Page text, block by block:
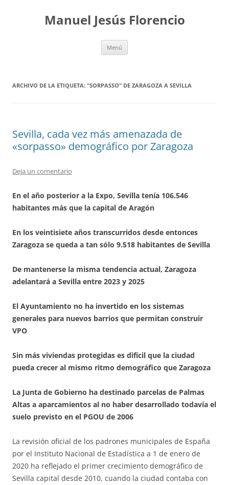
contenidoManuel Jesús Florencio
Menú
ARCHIVO DE LA ETIQUETA: "SORPASSO" DE ZARAGOZA A SEVILLA
Sevilla, cada vez más amenazada de
«sorpasso» demográfico por Zaragoza
Deja un comentario
En el año posterior a la Expo, Sevilla tenía 106.546
habitantes más que la capital de Aragón
En los veintisiete años transcurridos desde entonces
Zaragoza se queda a tan sólo 9.518 habitantes de Sevilla
De mantenerse la misma tendencia actual, Zaragoza
adelantará a Sevilla entre 2023 y 2025
El Ayuntamiento no ha invertido en los sistemas
generales para nuevos barrios que permitan construir
VPO
Sin más viviendas protegidas es difícil que la ciudad
pueda crecer al mismo ritmo demográfico que Zaragoza
La Junta de Gobierno ha destinado parcelas de Palmas
Altas a aparcamientos al no haber desarrollado todavía el
suelo previsto en el PGOU de 2006
La revisión oficial de los padrones municipales de España
por el Instituto Nacional de Estadística a 1 de enero de
2020 ha reflejado el primer crecimiento demográfico de
Sevilla capital desde 2010, cuando la ciudad contaba con